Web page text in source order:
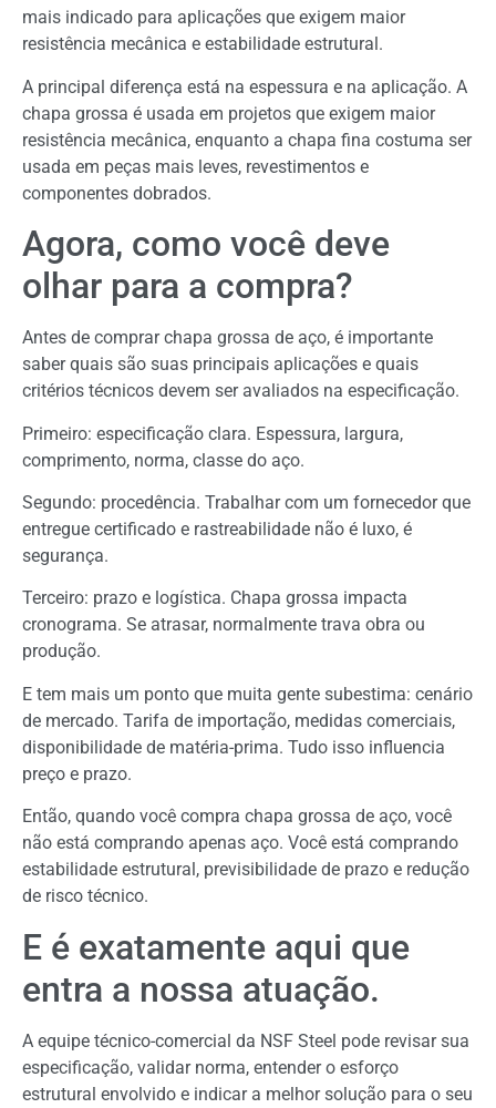
mais indicado para aplicações que exigem maior
resistência mecânica e estabilidade estrutural.
A principal diferença está na espessura e na aplicação. A
chapa grossa é usada em projetos que exigem maior
resistência mecânica, enquanto a chapa fina costuma ser
usada em peças mais leves, revestimentos e
componentes dobrados.
Agora, como você deve
olhar para a compra?
Antes de comprar chapa grossa de aço, é importante
saber quais são suas principais aplicações e quais
critérios técnicos devem ser avaliados na especificação.
Primeiro: especificação clara. Espessura, largura,
comprimento, norma, classe do aço.
Segundo: procedência. Trabalhar com um fornecedor que
entregue certificado e rastreabilidade não é luxo, é
segurança.
Terceiro: prazo e logística. Chapa grossa impacta
cronograma. Se atrasar, normalmente trava obra ou
produção.
E tem mais um ponto que muita gente subestima: cenário
de mercado. Tarifa de importação, medidas comerciais,
disponibilidade de matéria-prima. Tudo isso influencia
preço e prazo.
Então, quando você compra chapa grossa de aço, você
não está comprando apenas aço. Você está comprando
estabilidade estrutural, previsibilidade de prazo e redução
de risco técnico.
E é exatamente aqui que
entra a nossa atuação.
A equipe técnico-comercial da NSF Steel pode revisar sua
especificação, validar norma, entender o esforço
estrutural envolvido e indicar a melhor solução para o seu